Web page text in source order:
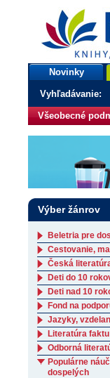
bux.sk
knihy, ktorými
Úvodná stránka
Novinky
Vyhľadávanie:
Všeobecné
Výber žánrov
Beletria pre
Cestovanie,
Česká
Deti do 10
Deti nad 10
Fond na
Jazyky,
Literatúra faktu
Odborná
Populárne
dospelých